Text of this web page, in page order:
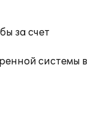
за счет
системы в